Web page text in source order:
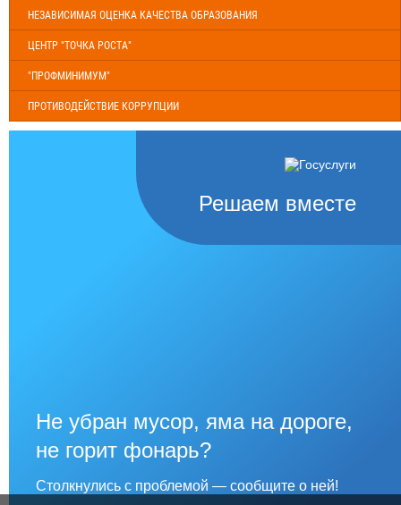
НЕЗАВИСИМАЯ ОЦЕНКА КАЧЕСТВА ОБРАЗОВАНИЯ
ЦЕНТР "ТОЧКА РОСТА"
"ПРОФМИНИМУМ"
ПРОТИВОДЕЙСТВИЕ КОРРУПЦИИ
Решаем вместе
Не убран мусор, яма на дороге,
не горит фонарь?
Столкнулись с проблемой — сообщите о ней!